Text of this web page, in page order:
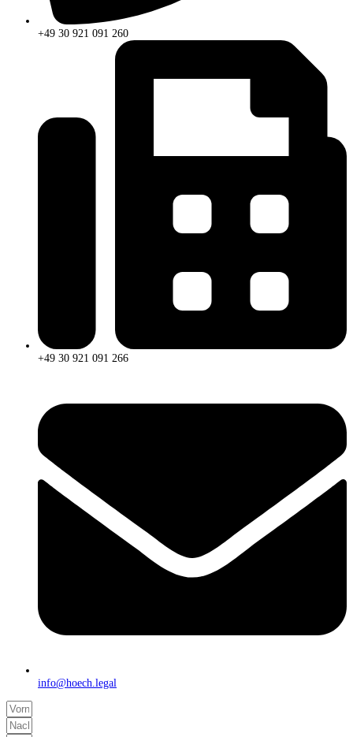
+49 30 921 091 260
+49 30 921 091 266
info@hoech.legal